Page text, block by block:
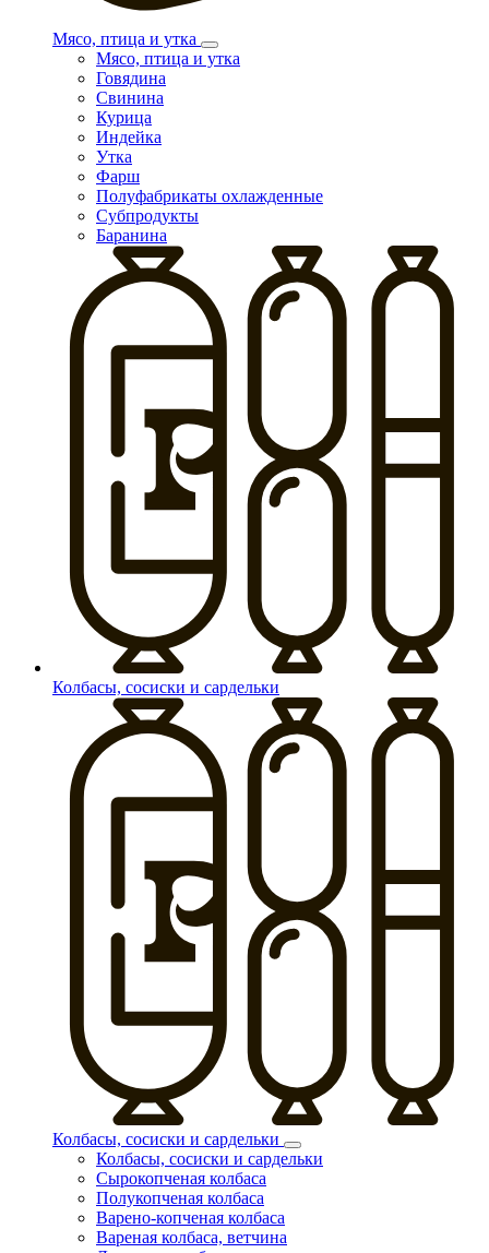
Мясо, птица и утка
Мясо, птица и утка
Говядина
Свинина
Курица
Индейка
Утка
Фарш
Полуфабрикаты охлажденные
Субпродукты
Баранина
Колбасы, сосиски и сардельки
Колбасы, сосиски и сардельки
Колбасы, сосиски и сардельки
Сырокопченая колбаса
Полукопченая колбаса
Варено-копченая колбаса
Вареная колбаса, ветчина